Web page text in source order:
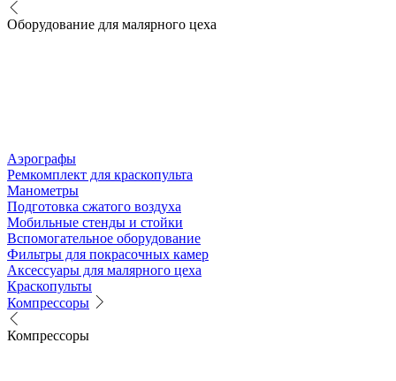
Оборудование для малярного цеха
Аэрографы
Ремкомплект для краскопульта
Манометры
Подготовка сжатого воздуха
Мобильные стенды и стойки
Вспомогательное оборудование
Фильтры для покрасочных камер
Аксессуары для малярного цеха
Краскопульты
Компрессоры
Компрессоры